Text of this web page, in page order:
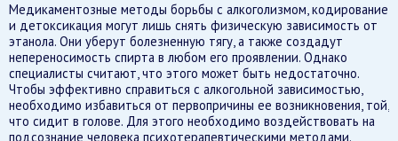
Медикаментозные методы борьбы с алкоголизмом, кодирование
и детоксикация могут лишь снять физическую зависимость от
этанола. Они уберут болезненную тягу, а также создадут
непереносимость спирта в любом его проявлении. Однако
специалисты считают, что этого может быть недостаточно.
Чтобы эффективно справиться с алкогольной зависимостью,
необходимо избавиться от первопричины ее возникновения, той,
что сидит в голове. Для этого необходимо воздействовать на
подсознание человека психотерапевтическими методами.